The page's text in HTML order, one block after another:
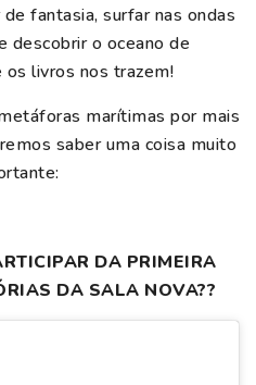
fantasia, surfar nas ondas
descobrir o oceano de
livros nos trazem!
marítimas por mais
saber uma coisa muito
DA PRIMEIRA
DA SALA NOVA??